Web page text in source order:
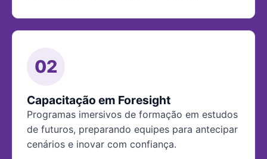
02
Capacitação em Foresight
Programas imersivos de formação em estudos
de futuros, preparando equipes para antecipar
cenários e inovar com confiança.